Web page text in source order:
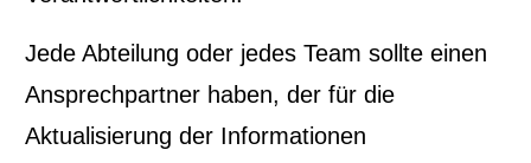
Jede Abteilung oder jedes Team sollte einen
Ansprechpartner haben, der für die
Aktualisierung der Informationen